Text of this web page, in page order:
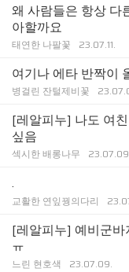
왜 사람들은 항상 다
아할까요
태연한 나팔꽃 23.07.11.
여기나 에타 반짝이
병걸린 잔털제비꽃
[레알피누] 나도 여
싶음
섹시한 배롱나무
.
교활한 연잎꿩의다리
[레알피누] 예비군
ㅠ
느린 현호색 23.07.09.